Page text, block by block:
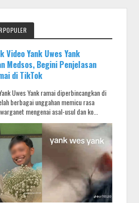
Video Yank Uwes Yank
Medsos, Begini Penjelasan
di TikTok
Uwes Yank ramai diperbincangkan di
berbagai unggahan memicu rasa
mengenai asal-usul dan ko...